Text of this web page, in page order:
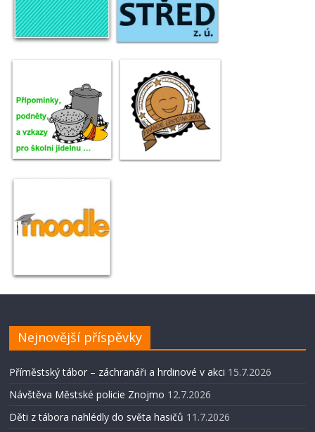
Nejnovější příspěvky
Příměstský tábor – záchranáři a hrdinové v akci 15.7.2026
Návštěva Městské policie Znojmo 12.7.2026
Děti z tábora nahlédly do světa hasičů 11.7.2026